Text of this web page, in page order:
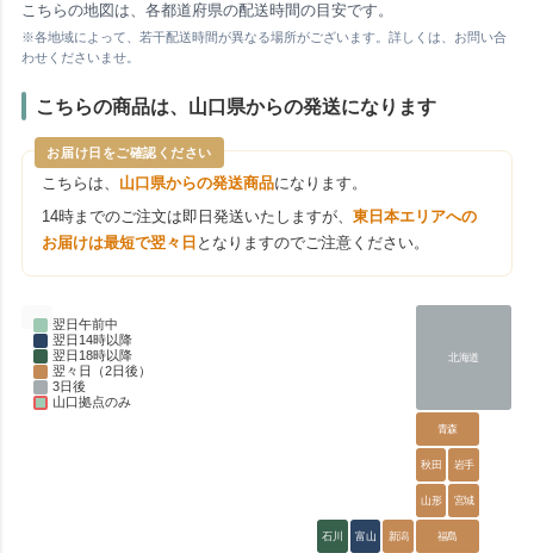
こちらの地図は、各都道府県の配送時間の目安です。
※各地域によって、若干配送時間が異なる場所がございます。詳しくは、お問い合
わせくださいませ。
こちらの商品は、山口県からの発送になります
お届け日をご確認ください
こちらは、 山口県からの発送商品になります。
14時までのご注文は即日発送いたしますが、東日本エリアへの
お届けは最短で翌々日 となりますのでご注意ください。
翌日午前中
翌日14時以降
翌日18時以降
翌々日（2日後）
3日後
山口拠点のみ
北海道
青森
秋田 岩手
山形 宮城
福島
新潟
石川 富山